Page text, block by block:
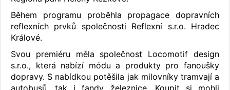
Během programu proběhla propagace dopravních
reflexních prvků společnosti Reflexní s.r.o. Hradec
Králové.
Svou premiéru měla společnost Locomotif design
s.r.o., která nabízí módu a produkty pro fanoušky
dopravy. S nabídkou potěšila jak milovníky tramvají a